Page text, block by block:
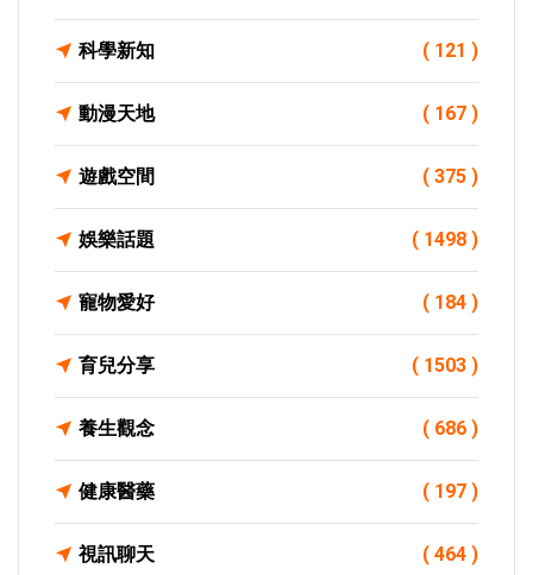
科學新知 ( 121 )
動漫天地 ( 167 )
遊戲空間 ( 375 )
娛樂話題 ( 1498 )
寵物愛好 ( 184 )
育兒分享 ( 1503 )
養生觀念 ( 686 )
健康醫藥 ( 197 )
視訊聊天 ( 464 )